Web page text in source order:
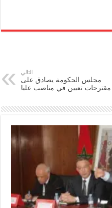
التالي
مجلس الحكومة يصادق على
مقترحات تعيين في مناصب عليا